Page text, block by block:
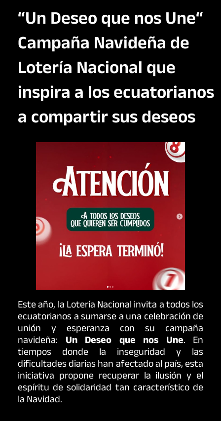
“Un Deseo que nos Une“
Campaña Navideña de
Lotería Nacional que
inspira a los ecuatorianos
a compartir sus deseos
Este año, la Lotería Nacional invita a todos los
ecuatorianos a sumarse a una celebración de
unión y esperanza con su campaña
navideña: Un Deseo que nos Une. En
tiempos donde la inseguridad y las
dificultades diarias han afectado al país, esta
iniciativa propone recuperar la ilusión y el
espíritu de solidaridad tan característico de
la Navidad.